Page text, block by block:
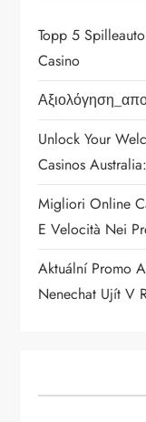
Topp 5
Casino
Unlock Your
Casinos
Migliori Online
E Velocità Nei
Aktuální Promo
Nenechat Ujít V